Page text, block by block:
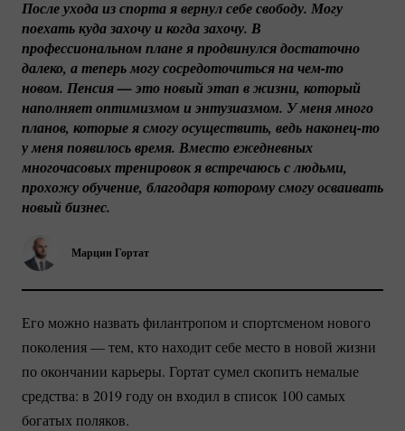
Марцин Гортат
После ухода из спорта я вернул себе свободу. Могу
поехать куда захочу и когда захочу. В
профессиональном плане я продвинулся достаточно
далеко, а теперь могу сосредоточиться на чем-то
новом. Пенсия — это новый этап в жизни, который
наполняет оптимизмом и энтузиазмом. У меня много
планов, которые я смогу осуществить, ведь наконец-то
у меня появилось время. Вместо ежедневных
многочасовых тренировок я встречаюсь с людьми,
прохожу обучение, благодаря которому смогу осваивать
новый бизнес.
Его можно назвать филантропом и спортсменом нового
поколения — тем, кто находит себе место в новой жизни
по окончании карьеры. Гортат сумел скопить немалые
средства: в 2019 году он входил в список 100 самых
богатых поляков.